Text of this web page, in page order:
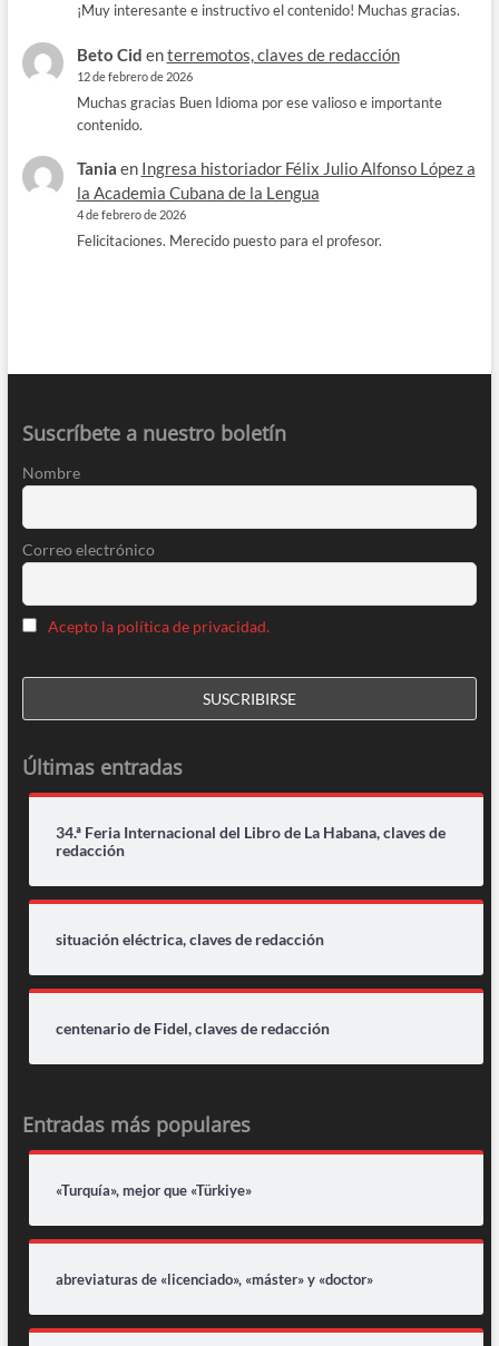
¡Muy interesante e instructivo el contenido! Muchas gracias.
Beto Cid enterremotos, claves de redacción
12 de febrero de 2026
Muchas gracias Buen Idioma por ese valioso e importante
contenido.
Tania en Ingresa historiador Félix Julio Alfonso López a
la Academia Cubana de la Lengua
4 de febrero de 2026
Felicitaciones. Merecido puesto para el profesor.
Suscríbete a nuestro boletín
Nombre
Correo electrónico
Acepto la política de privacidad.
Últimas entradas
34.ª Feria Internacional del Libro de La Habana, claves de
redacción
situación eléctrica, claves de redacción
centenario de Fidel, claves de redacción
Entradas más populares
«Turquía», mejor que «Türkiye»
abreviaturas de «licenciado», «máster» y «doctor»